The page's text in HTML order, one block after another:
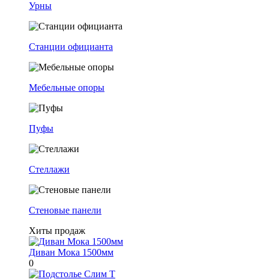
Урны
Станции официанта
Мебельные опоры
Пуфы
Стеллажи
Стеновые панели
Хиты продаж
Диван Мока 1500мм
0